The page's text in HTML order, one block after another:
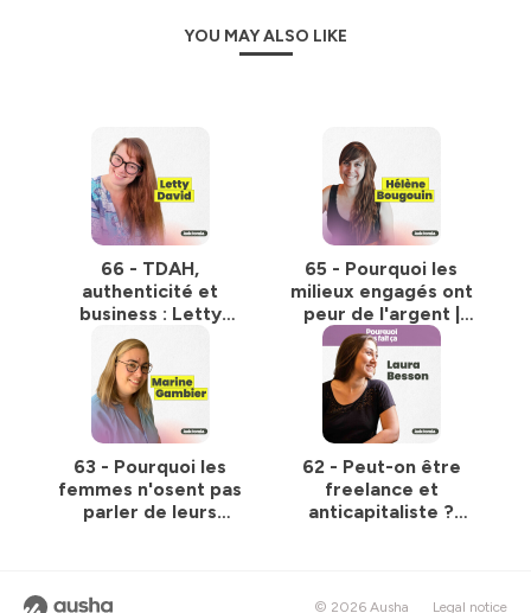
YOU MAY ALSO LIKE
66 - TDAH,
authenticité et
business : Letty
David sur l'art de
partir de soi
65 - Pourquoi les
milieux engagés ont
peur de l'argent |
Hélène Bougouin
63 - Pourquoi les
femmes n'osent pas
parler de leurs
62 - Peut-on être
freelance et
anticapitaliste ?
© 2026 Ausha Legal notice